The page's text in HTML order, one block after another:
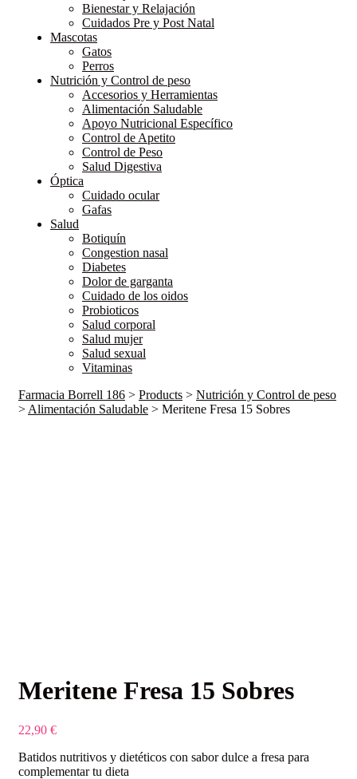
Bienestar y Relajación
Cuidados Pre y Post Natal
Mascotas
Gatos
Perros
Nutrición y Control de peso
Accesorios y Herramientas
Alimentación Saludable
Apoyo Nutricional Específico
Control de Apetito
Control de Peso
Salud Digestiva
Óptica
Cuidado ocular
Gafas
Salud
Botiquín
Congestion nasal
Diabetes
Dolor de garganta
Cuidado de los oidos
Probioticos
Salud corporal
Salud mujer
Salud sexual
Vitaminas
Farmacia Borrell 186 > Products > Nutrición y Control de peso
> Alimentación Saludable > Meritene Fresa 15 Sobres
Meritene Fresa 15 Sobres
22,90 €
Batidos nutritivos y dietéticos con sabor dulce a fresa para
complementar tu dieta